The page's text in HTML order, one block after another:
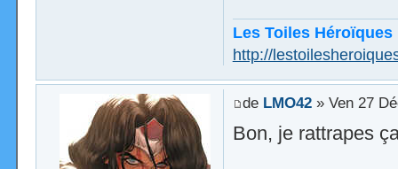
Les Toiles Héroïques
http://
de LMO42» Ven 27
Bon, je rattrapes